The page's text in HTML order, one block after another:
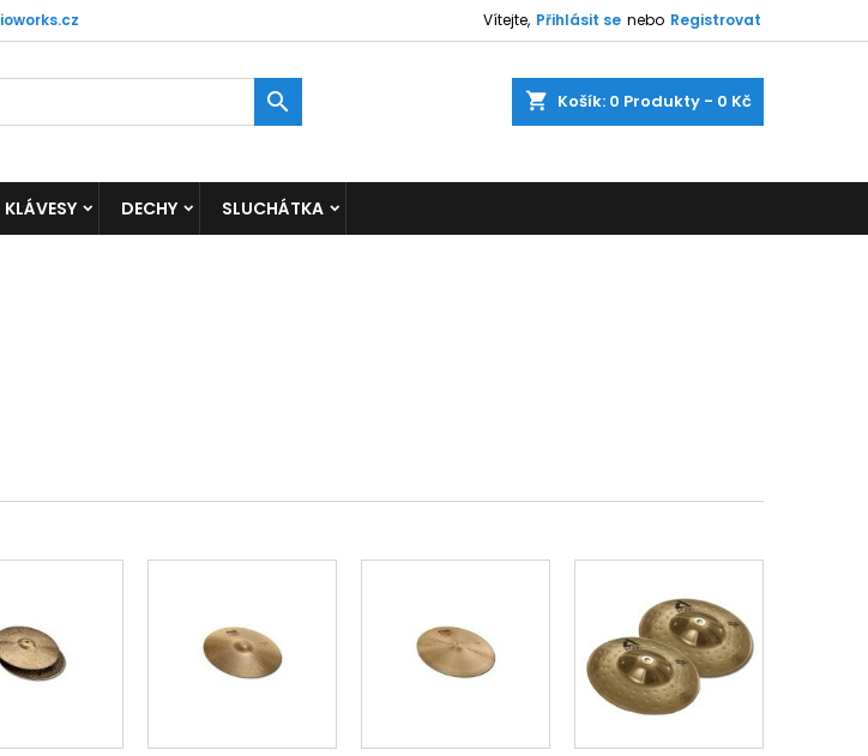
Vítejte, Přihlásit se nebo Registrovat
shopping_cart Košík: 0 Produkty - 0 Kč

KLÁVESY DECHY SLUCHÁTKA